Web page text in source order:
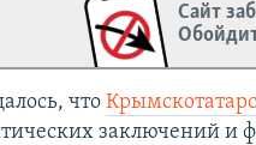
Сайт
что
заключений и